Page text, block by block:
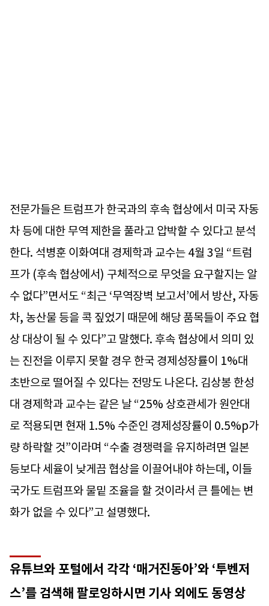
전문가들은 트럼프가 한국과의 후속 협상에서 미국 자동
차 등에 대한 무역 제한을 풀라고 압박할 수 있다고 분석
한다. 석병훈 이화여대 경제학과 교수는 4월 3일 “트럼
프가 (후속 협상에서) 구체적으로 무엇을 요구할지는 알
수 없다”면서도 “최근 ‘무역장벽 보고서’에서 방산, 자동
차, 농산물 등을 콕 짚었기 때문에 해당 품목들이 주요 협
상 대상이 될 수 있다”고 말했다. 후속 협상에서 의미 있
는 진전을 이루지 못할 경우 한국 경제성장률이 1%대
초반으로 떨어질 수 있다는 전망도 나온다. 김상봉 한성
대 경제학과 교수는 같은 날 “25% 상호관세가 원안대
로 적용되면 현재 1.5% 수준인 경제성장률이 0.5%p가
량 하락할 것”이라며 “수출 경쟁력을 유지하려면 일본
등보다 세율이 낮게끔 협상을 이끌어내야 하는데, 이들
국가도 트럼프와 물밑 조율을 할 것이라서 큰 틀에는 변
화가 없을 수 있다”고 설명했다.
유튜브와 포털에서 각각 ‘매거진동아’와 ‘투벤저
스’를 검색해 팔로잉하시면 기사 외에도 동영상